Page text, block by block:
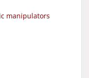
manipulators